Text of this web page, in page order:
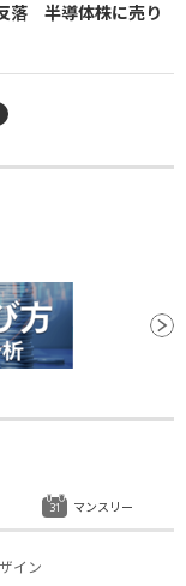
落 半導体株に売り
イン
マンスリー